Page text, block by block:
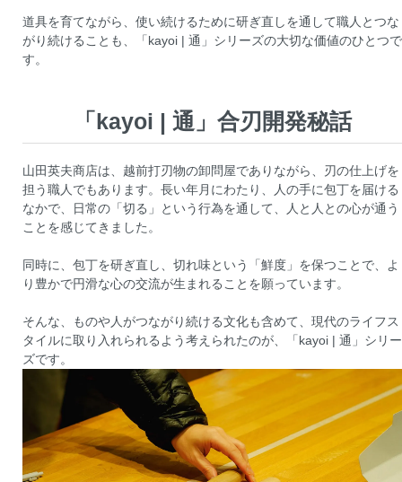
道具を育てながら、使い続けるために研ぎ直しを通して職人とつな
がり続けることも、「kayoi | 通」シリーズの大切な価値のひとつで
す。
「kayoi | 通」合刃開発秘話
山田英夫商店は、越前打刃物の卸問屋でありながら、刃の仕上げを
担う職人でもあります。長い年月にわたり、人の手に包丁を届ける
なかで、日常の「切る」という行為を通して、人と人との心が通う
ことを感じてきました。
同時に、包丁を研ぎ直し、切れ味という「鮮度」を保つことで、よ
り豊かで円滑な心の交流が生まれることを願っています。
そんな、ものや人がつながり続ける文化も含めて、現代のライフス
タイルに取り入れられるよう考えられたのが、「kayoi | 通」シリー
ズです。